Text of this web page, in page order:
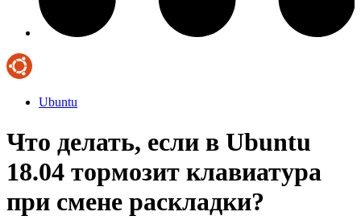
Ubuntu
Что делать, если в Ubuntu
18.04 тормозит клавиатура
при смене раскладки?